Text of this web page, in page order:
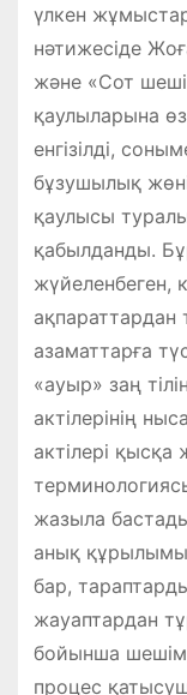
үлкен
нәтижесіде
және «Сот
қаулыларына
енгізілді,
бұзушылық
қаулысы
қабылданды.
жүйеленбеген,
азаматтарға
«ауыр» заң
актілерінің
актілері қысқа
жазыла
анық құрылымы
бар,
жауаптардан
бойынша шешім
процес